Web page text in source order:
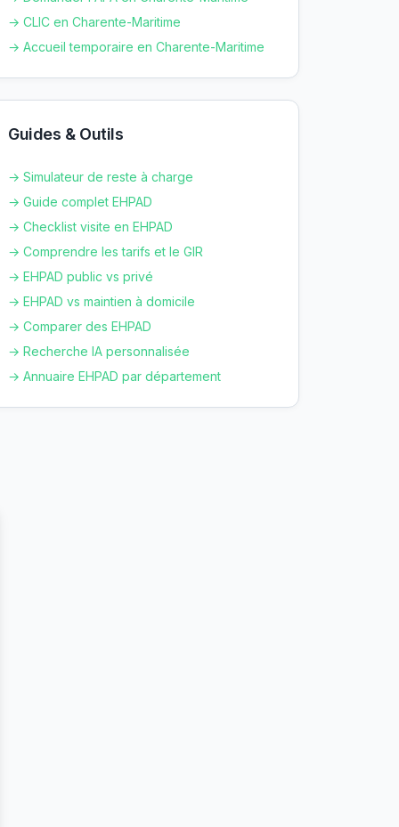
→ CLIC en Charente-Maritime
→ Accueil temporaire en Charente-Maritime
Guides & Outils
→ Simulateur de reste à charge
→ Guide complet EHPAD
→ Checklist visite en EHPAD
→ Comprendre les tarifs et le GIR
→ EHPAD public vs privé
→ EHPAD vs maintien à domicile
→ Comparer des EHPAD
→ Recherche IA personnalisée
→ Annuaire EHPAD par département